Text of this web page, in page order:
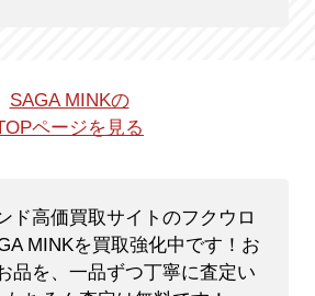
SAGA MINKの
ページを見る
ド高価買取サイトのフクウロ
MINKを買取強化中です！ お
品を、一品ずつ丁寧に査定い